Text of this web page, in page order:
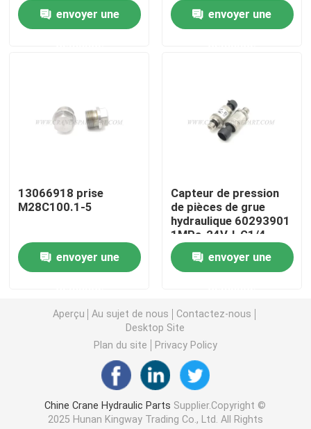
Demande de soumission
Crane Electrical Parts
Crane Undercarriage Parts
Crane Engine Parts
Crane Boom Parts
Crane Light
envoyer une
envoyer une
13066918 prise
M28C100.1-5
envoyer une
Capteur de pression
de pièces de grue
hydraulique 60293901
1MPa-24V-I-G1/4-
DELPHI
envoyer une
Aperçu Au sujet de nous
Contactez-nous
Desktop Site
Plan du site
Privacy Policy
Chine Crane Hydraulic Parts Supplier.Copyright ©
2025 Hunan Kingway Trading Co., Ltd. All Rights